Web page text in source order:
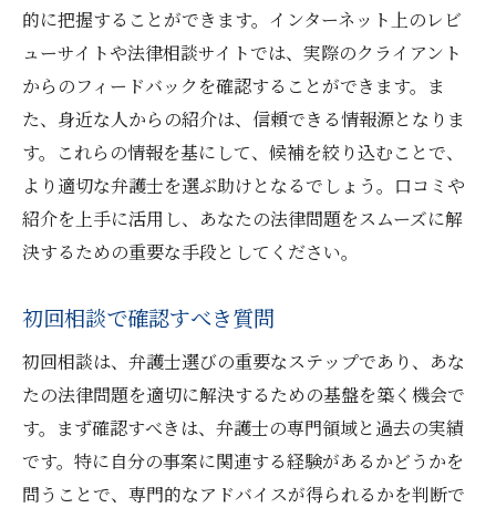
的に把握することができます。インターネット上のレビ
ューサイトや法律相談サイトでは、実際のクライアント
からのフィードバックを確認することができます。ま
た、身近な人からの紹介は、信頼できる情報源となりま
す。これらの情報を基にして、候補を絞り込むことで、
より適切な弁護士を選ぶ助けとなるでしょう。口コミや
紹介を上手に活用し、あなたの法律問題をスムーズに解
決するための重要な手段としてください。
初回相談で確認すべき質問
初回相談は、弁護士選びの重要なステップであり、あな
たの法律問題を適切に解決するための基盤を築く機会で
す。まず確認すべきは、弁護士の専門領域と過去の実績
です。特に自分の事案に関連する経験があるかどうかを
問うことで、専門的なアドバイスが得られるかを判断で